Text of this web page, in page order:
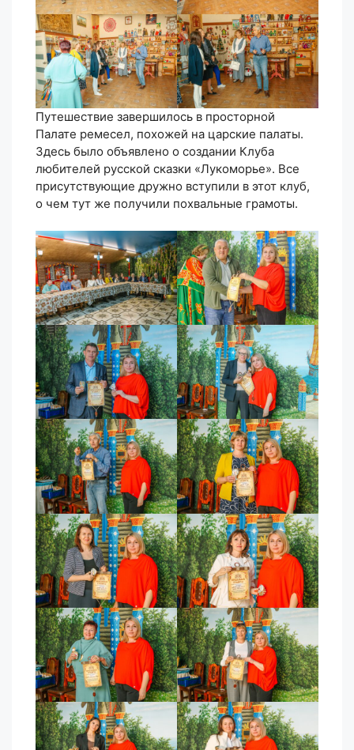
Путешествие завершилось в просторной
Палате ремесел, похожей на царские палаты.
Здесь было объявлено о создании Клуба
любителей русской сказки «Лукоморье». Все
присутствующие дружно вступили в этот клуб,
о чем тут же получили похвальные грамоты.